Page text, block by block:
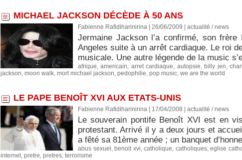
MICHAEL JACKSON DÉCÈDE À 50 ANS
Fabienne Rafidiharinirina | 26/06/2009 actualité / news
Jermaine Jackson l’a confirmé, son
Angeles suite à un arrêt cardiaque. Le roi
musicale. Une autre légende de la music
afrique,americain, arret cardiaque, autopsie, billy jen,
jackson, moon walk, mort michael jackson, pedophilie, pop music, we are the world
LE PAPE BENOÎT XVI AUX ETATS-UNIS
Fabienne Rafidiharinirina | 17/04/2008 actualité / news
Le souverain pontife Benoît XVI est en
protestant. Arrivé il y a deux jours et
a fêté sa 81ème année ; un banquet
abus sexuel , benoit xvi, catholique, catholiques, eglise
internet, pretre, pretres, terrorisme